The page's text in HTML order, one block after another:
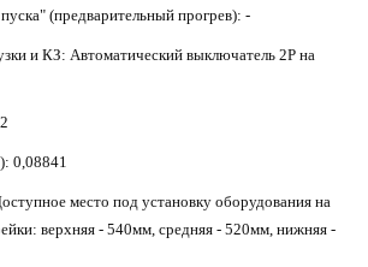
(предварительный прогрев): -
и КЗ: Автоматический выключатель 2P на
: 0,08841
место под установку оборудования на
верхняя - 540мм, средняя - 520мм, нижняя -